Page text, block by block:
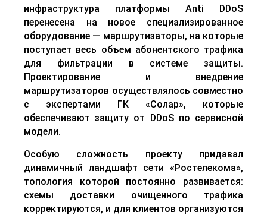
инфраструктура платформы Anti DDoS
перенесена на новое специализированное
оборудование — маршрутизаторы, на которые
поступает весь объем абонентского трафика
для фильтрации в системе защиты.
Проектирование и внедрение
маршрутизаторов осуществлялось совместно
с экспертами ГК «Солар», которые
обеспечивают защиту от DDoSпо сервисной
модели.
Особую сложность проекту придавал
динамичный ландшафт сети «Ростелекома»,
топология которой постоянно развивается:
схемы доставки очищенного трафика
корректируются, и для клиентов организуются